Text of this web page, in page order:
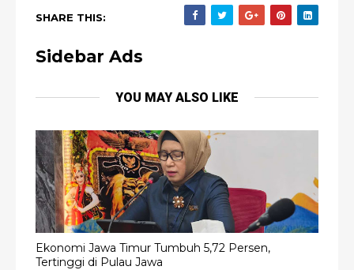
SHARE THIS:
Sidebar Ads
YOU MAY ALSO LIKE
Ekonomi Jawa Timur Tumbuh 5,72 Persen,
Tertinggi di Pulau Jawa